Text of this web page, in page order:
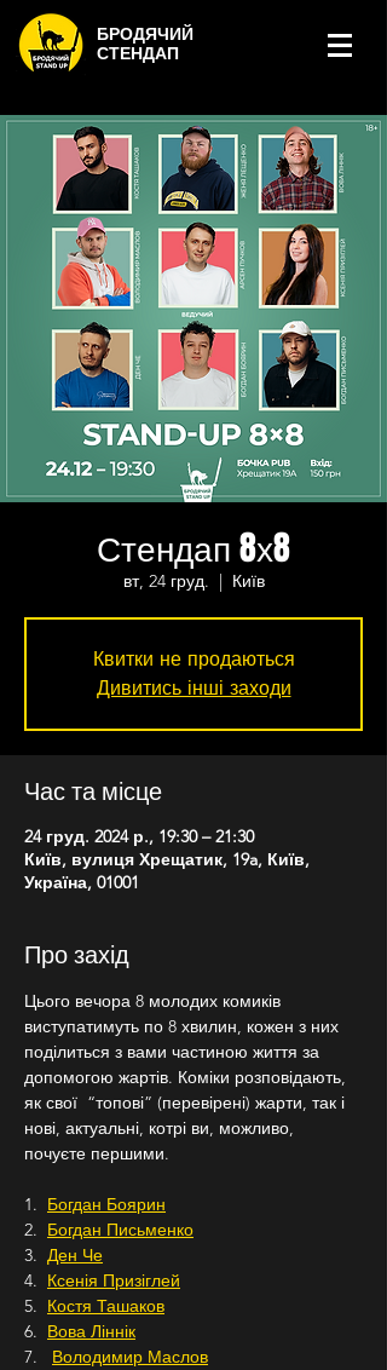
БРОДЯЧИЙ
СТЕНДАП
Стендап 8х8
вт, 24 груд.
  |
Київ
Квитки не продаються
Дивитись інші заходи
Час та місце
24 груд. 2024 р., 19:30 – 21:30
Київ, вулиця Хрещатик, 19a, Київ,
Україна, 01001
Про захід
Цього вечора 8 молодих комиків
виступатимуть по 8 хвилин, кожен з них
поділиться з вами частиною життя за
допомогою жартів. Коміки розповідають,
як свої  “топові” (перевірені) жарти, так і
нові, актуальні, котрі ви, можливо,
почуєте першими.
1. Богдан Боярин
2. Богдан Письменко
3. Ден Че
4. Ксенія Призіглей
5. Костя Ташаков
6. Вова Ліннік
7. Володимир Маслов